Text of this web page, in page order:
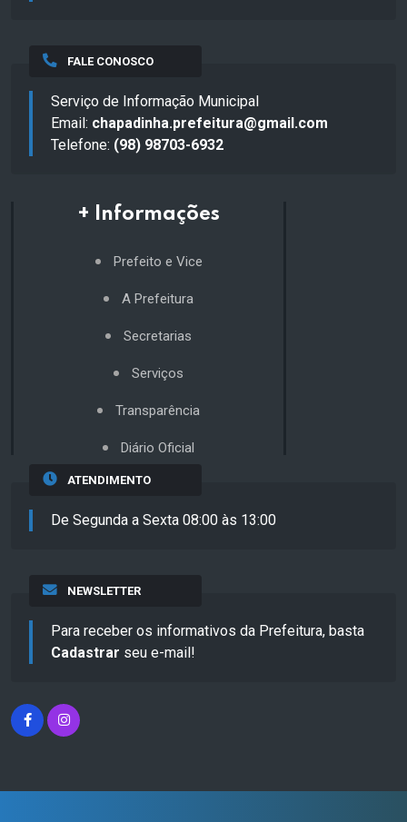
FALE CONOSCO
Serviço de Informação Municipal
Email: chapadinha.prefeitura@gmail.com
Telefone: (98) 98703-6932
+ Informações
Prefeito e Vice
A Prefeitura
Secretarias
Serviços
Transparência
Diário Oficial
ATENDIMENTO
De Segunda a Sexta 08:00 às 13:00
NEWSLETTER
Para receber os informativos da Prefeitura, basta
Cadastrar seu e-mail!